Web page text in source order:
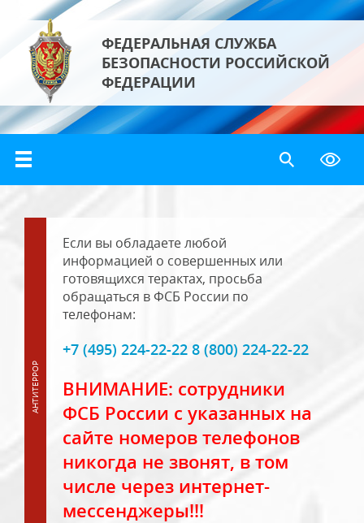
ФЕДЕРАЛЬНАЯ СЛУЖБА
БЕЗОПАСНОСТИ РОССИЙСКОЙ
ФЕДЕРАЦИИ
Если вы обладаете любой
информацией о совершенных или
готовящихся терактах, просьба
обращаться в ФСБ России по
телефонам:
+7 (495) 224-22-22 8 (800) 224-22-22
ВНИМАНИЕ: сотрудники
ФСБ России с указанных на
сайте номеров телефонов
никогда не звонят, в том
числе через интернет-
мессенджеры!!!